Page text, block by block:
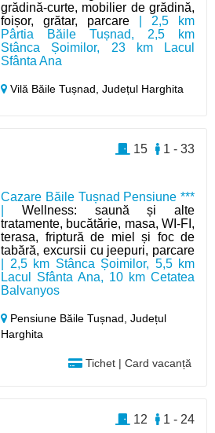
grădină-curte, mobilier de grădină,
foișor, grătar, parcare | 2,5 km
Pârtia Băile Tușnad, 2,5 km
Stânca Șoimilor, 23 km Lacul
Sfânta Ana
Vilă Băile Tușnad,Județul Harghita
Cazare Băile Tușnad Pensiune ***
Wellness: saună și alte
tratamente, bucătărie, masa, WI-FI,
terasa, friptură de miel și foc de
tabără, excursii cu jeepuri, parcare
| 2,5 km Stânca Șoimilor, 5,5 km
Lacul Sfânta Ana, 10 km Cetatea
Balvanyos
Pensiune Băile Tușnad,Județul
Harghita
Tichet | Card vacanță
1 - 33
15
1 - 24
12